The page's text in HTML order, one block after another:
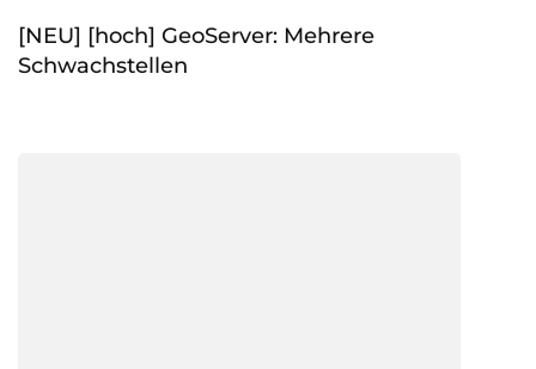
[NEU] [hoch] GeoServer: Mehrere
Schwachstellen